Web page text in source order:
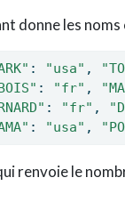
donne les
: "usa" ,
: "fr" ,
: "fr" ,
: "usa" ,
renvoie le